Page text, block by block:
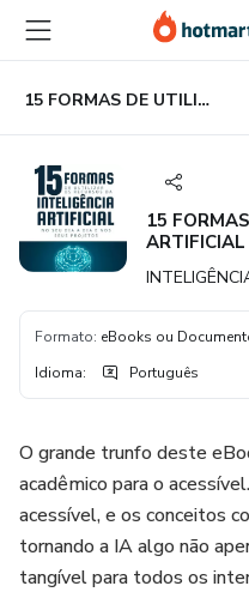
para
conteúdo
principal
para
pagamento
para
rodapé
15 FORMAS DE UTILIZAR A INTELIGENCIA ARTIFICIAL
15
ARTIFICIAL
Formato: eBooks ou
Idioma: Português
O grande trunfo deste
acadêmico para o
acessível, e os conceitos
tornando a IA algo não
tangível para todos os